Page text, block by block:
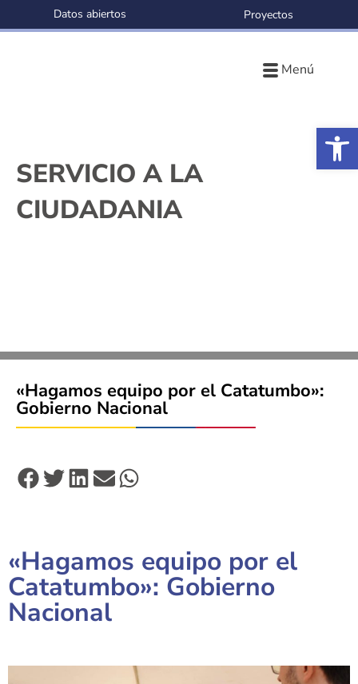
Menú
Datos abiertos Proyectos
SERVICIO A LA
CIUDADANIA
«Hagamos equipo por el Catatumbo»:
Gobierno Nacional
«Hagamos equipo por el
Catatumbo»: Gobierno
Nacional